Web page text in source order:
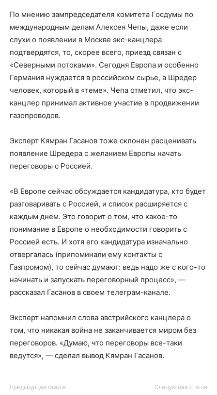
По мнению зампредседателя комитета Госдумы по
международным делам Алексея Чепы, даже если
слухи о появлении в Москве экс-канцлера
подтвердятся, то, скорее всего, приезд связан с
«Северными потоками». Сегодня Европа и особенно
Германия нуждается в российском сырье, а Шредер
человек, который в «теме». Чепа отметил, что экс-
канцлер принимал активное участие в продвижении
газопроводов.
Эксперт Кямран Гасанов тоже склонен расценивать
появление Шредера с желанием Европы начать
переговоры с Россией.
«В Европе сейчас обсуждается кандидатура, кто будет
разговаривать с Россией, и список расширяется с
каждым днем. Это говорит о том, что какое-то
понимание в Европе о необходимости говорить с
Россией есть. И хотя его кандидатура изначально
отвергалась (припоминали ему контакты с
Газпромом), то сейчас думают: ведь надо же с кого-то
начинать и запускать переговорный процесс», —
рассказал Гасанов в своем телеграм-канале.
Эксперт напомнил слова австрийского канцлера о
том, что никакая война не заканчивается миром без
переговоров. «Думаю, что переговоры все-таки
ведутся», — сделал вывод Кямран Гасанов.
Предыдущая статья Следующая статья